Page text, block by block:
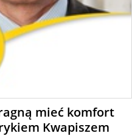
mieć komfort
Kwapiszem